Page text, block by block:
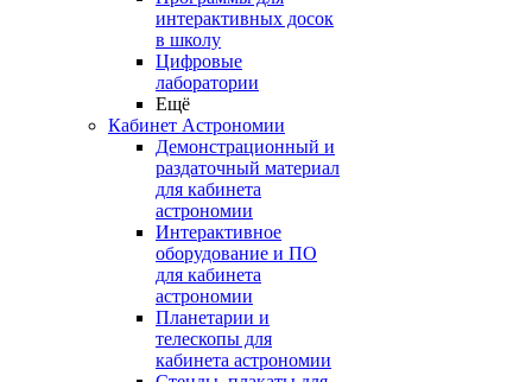
интерактивных досок
в школу
Цифровые
лаборатории
Ещё
Кабинет Астрономии
Демонстрационный и
раздаточный материал
для кабинета
астрономии
Интерактивное
оборудование и ПО
для кабинета
астрономии
Планетарии и
телескопы для
кабинета астрономии